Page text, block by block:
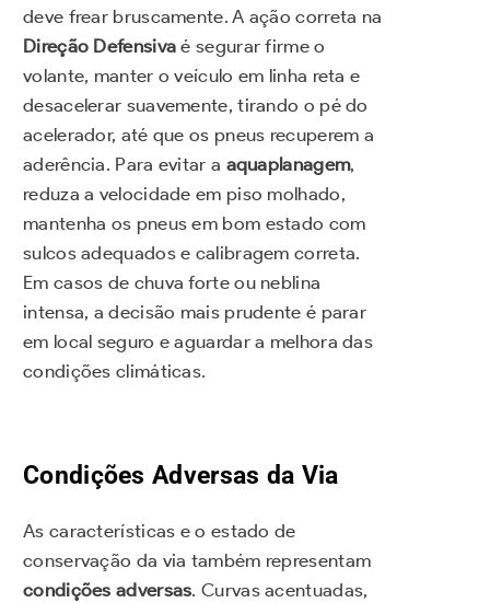
deve frear bruscamente. A ação correta na
Direção Defensiva é segurar firme o
volante, manter o veículo em linha reta e
desacelerar suavemente, tirando o pé do
acelerador, até que os pneus recuperem a
aderência. Para evitar a aquaplanagem,
reduza a velocidade em piso molhado,
mantenha os pneus em bom estado com
sulcos adequados e calibragem correta.
Em casos de chuva forte ou neblina
intensa, a decisão mais prudente é parar
em local seguro e aguardar a melhora das
condições climáticas.
Condições Adversas da Via
As características e o estado de
conservação da via também representam
condições adversas. Curvas acentuadas,